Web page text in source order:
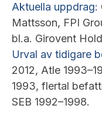
Aktuella uppdrag:
Mattsson, FPI
bl.a. Girovent
Urval av tidigare
2012, Atle
1993, flertal
SEB 1992–1998.